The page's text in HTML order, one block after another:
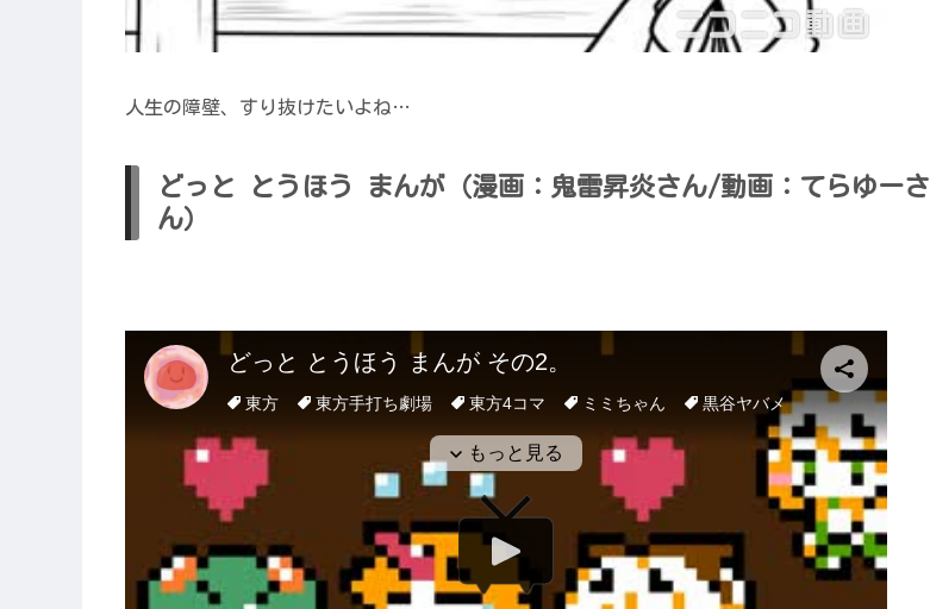
人生の障壁、すり抜けたいよね…
どっと とうほう まんが（漫画：鬼雷昇炎さん/動画：てらゆーさ
ん）